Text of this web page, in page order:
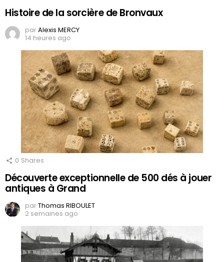
Histoire de la sorcière de Bronvaux
parAlexis MERCY
14 heures ago
0 Shares
Découverte exceptionnelle de 500 dés à jouer
antiques à Grand
parThomas RIBOULET
2 semaines ago